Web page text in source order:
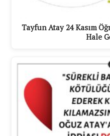
Tayfun Atay 24 Kasım
Hale